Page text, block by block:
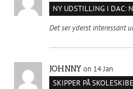
Det ser yderst interessant
JOHNNY on 14 Jan
SKIPPER PÅ